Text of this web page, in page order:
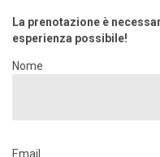
La prenotazione è
esperienza possibile!
Nome
Email